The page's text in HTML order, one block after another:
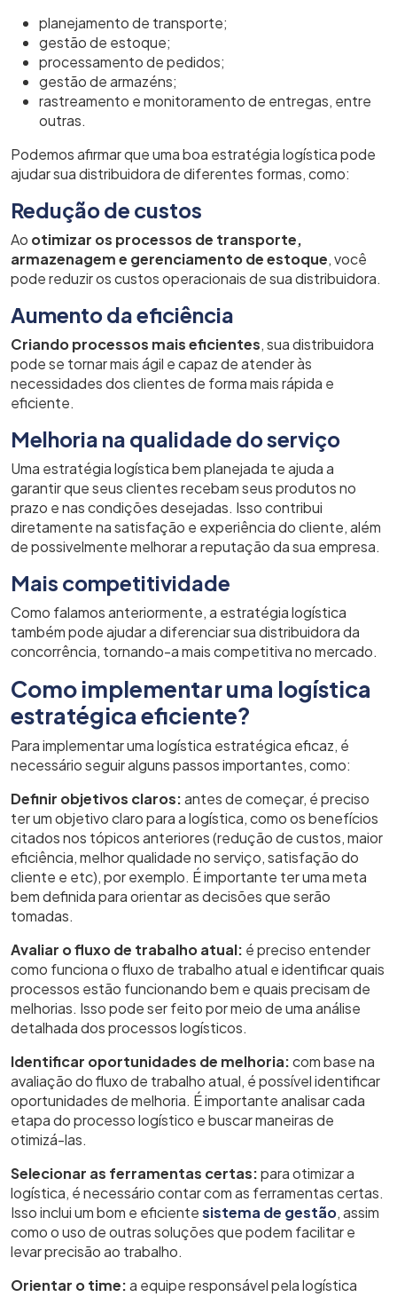
planejamento de transporte;
gestão de estoque;
processamento de pedidos;
gestão de armazéns;
rastreamento e monitoramento de entregas, entre
outras.
Podemos afirmar que uma boa estratégia logística pode
ajudar sua distribuidora de diferentes formas, como:
Redução de custos
Ao otimizar os processos de transporte,
armazenagem e gerenciamento de estoque, você
pode reduzir os custos operacionais de sua distribuidora.
Aumento da eficiência
Criando processos mais eficientes, sua distribuidora
pode se tornar mais ágil e capaz de atender às
necessidades dos clientes de forma mais rápida e
eficiente.
Melhoria na qualidade do serviço
Uma estratégia logística bem planejada te ajuda a
garantir que seus clientes recebam seus produtos no
prazo e nas condições desejadas. Isso contribui
diretamente na satisfação e experiência do cliente, além
de possivelmente melhorar a reputação da sua empresa.
Mais competitividade
Como falamos anteriormente, a estratégia logística
também pode ajudar a diferenciar sua distribuidora da
concorrência, tornando-a mais competitiva no mercado.
Como implementar uma logística
estratégica eficiente?
Para implementar uma logística estratégica eficaz, é
necessário seguir alguns passos importantes, como:
Definir objetivos claros:antes de começar, é preciso
ter um objetivo claro para a logística, como os benefícios
citados nos tópicos anteriores (redução de custos, maior
eficiência, melhor qualidade no serviço, satisfação do
cliente e etc), por exemplo. É importante ter uma meta
bem definida para orientar as decisões que serão
tomadas.
Avaliar o fluxo de trabalho atual: é preciso entender
como funciona o fluxo de trabalho atual e identificar quais
processos estão funcionando bem e quais precisam de
melhorias. Isso pode ser feito por meio de uma análise
detalhada dos processos logísticos.
Identificar oportunidades de melhoria:com base na
avaliação do fluxo de trabalho atual, é possível identificar
oportunidades de melhoria. É importante analisar cada
etapa do processo logístico e buscar maneiras de
otimizá-las.
Selecionar as ferramentas certas:para otimizar a
logística, é necessário contar com as ferramentas certas.
Isso inclui um bom e eficientesistema de gestão, assim
como o uso de outras soluções que podem facilitar e
levar precisão ao trabalho.
Orientar o time:a equipe responsável pela logística